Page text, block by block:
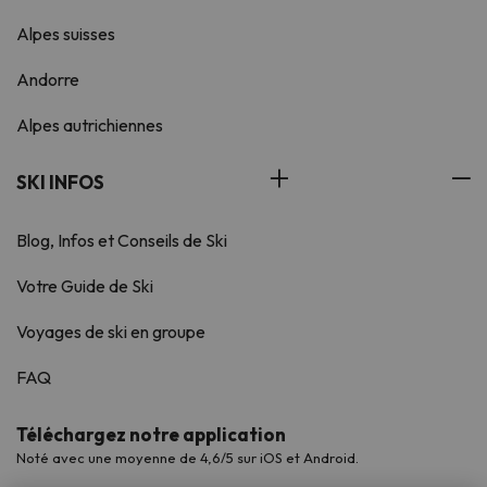
Alpes suisses
Andorre
Alpes autrichiennes
SKI INFOS
Blog, Infos et Conseils de Ski
Votre Guide de Ski
Voyages de ski en groupe
FAQ
Téléchargez notre application
Noté avec une moyenne de 4,6/5 sur iOS et Android.